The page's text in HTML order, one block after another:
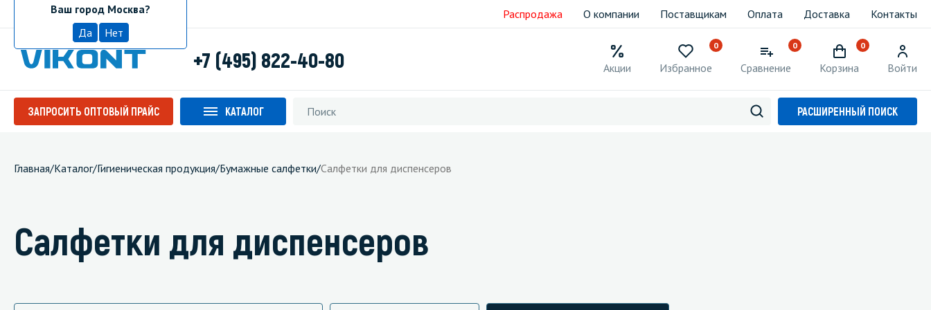
МоскваВаш город Москва?
Да
Нет
Распродажа О компании Поставщикам Оплата Доставка Контакты
+7 (495) 822-40-80 Акции
0
Избранное
0
Сравнение
0
Корзина Войти
ЗАПРОСИТЬ ОПТОВЫЙ ПРАЙС КАТАЛОГ РАСШИРЕННЫЙ ПОИСК
Главная/Каталог/Гигиеническая продукция/Бумажные салфетки/Салфетки для диспенсеров
Салфетки для диспенсеров